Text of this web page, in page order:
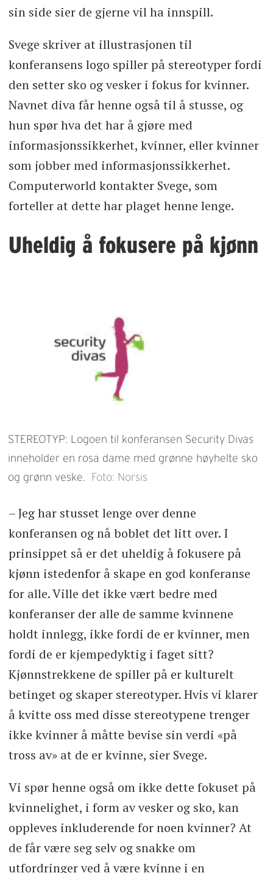
sin side sier de gjerne vil ha innspill.
Svege skriver at illustrasjonen til
konferansens logo spiller på stereotyper fordi
den setter sko og vesker i fokus for kvinner.
Navnet diva får henne også til å stusse, og
hun spør hva det har å gjøre med
informasjonssikkerhet, kvinner, eller kvinner
som jobber med informasjonssikkerhet.
Computerworld kontakter Svege, som
forteller at dette har plaget henne lenge.
Uheldig å fokusere på kjønn
STEREOTYP: Logoen til konferansen Security Divas
inneholder en rosa dame med grønne høyhelte sko
og grønn veske.
Foto: Norsis
– Jeg har stusset lenge over denne
konferansen og nå boblet det litt over. I
prinsippet så er det uheldig å fokusere på
kjønn istedenfor å skape en god konferanse
for alle. Ville det ikke vært bedre med
konferanser der alle de samme kvinnene
holdt innlegg, ikke fordi de er kvinner, men
fordi de er kjempedyktig i faget sitt?
Kjønnstrekkene de spiller på er kulturelt
betinget og skaper stereotyper. Hvis vi klarer
å kvitte oss med disse stereotypene trenger
ikke kvinner å måtte bevise sin verdi «på
tross av» at de er kvinne, sier Svege.
Vi spør henne også om ikke dette fokuset på
kvinnelighet, i form av vesker og sko, kan
oppleves inkluderende for noen kvinner? At
de får være seg selv og snakke om
utfordringer ved å være kvinne i en